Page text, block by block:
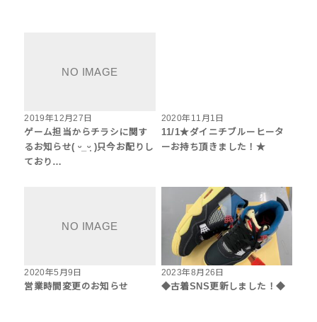
2019年12月27日
ゲーム担当からチラシに関す
るお知らせ( ᵕ_ᵕ̩̩ )只今お配りし
ており…
2020年11月1日
11/1★ダイニチブルーヒータ
ーお持ち頂きました！★
2020年5月9日
営業時間変更のお知らせ
2023年8月26日
◆古着SNS更新しました！◆